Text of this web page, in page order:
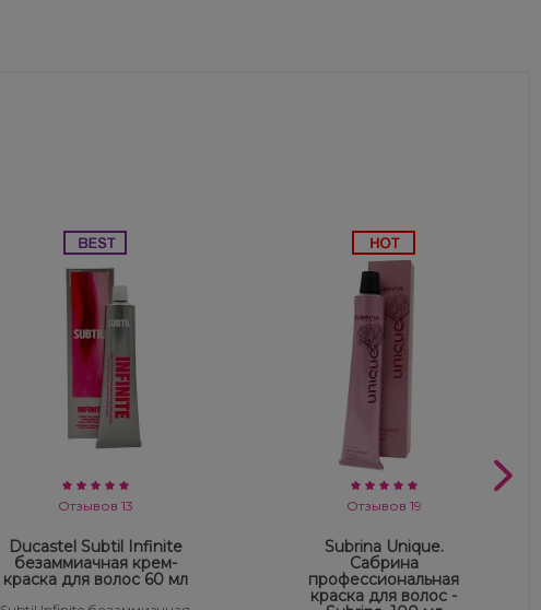
Отзывов 13
Ducastel Subtil Infinite
безаммиачная крем-
краска для волос 60 мл
Отзывов 19
Subrina Unique.
Сабрина
профессиональная
краска для волос -